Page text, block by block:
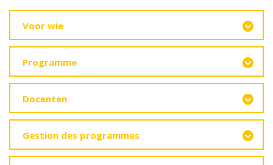
Voor wie
Programme
Docenten
Gestion des programmes